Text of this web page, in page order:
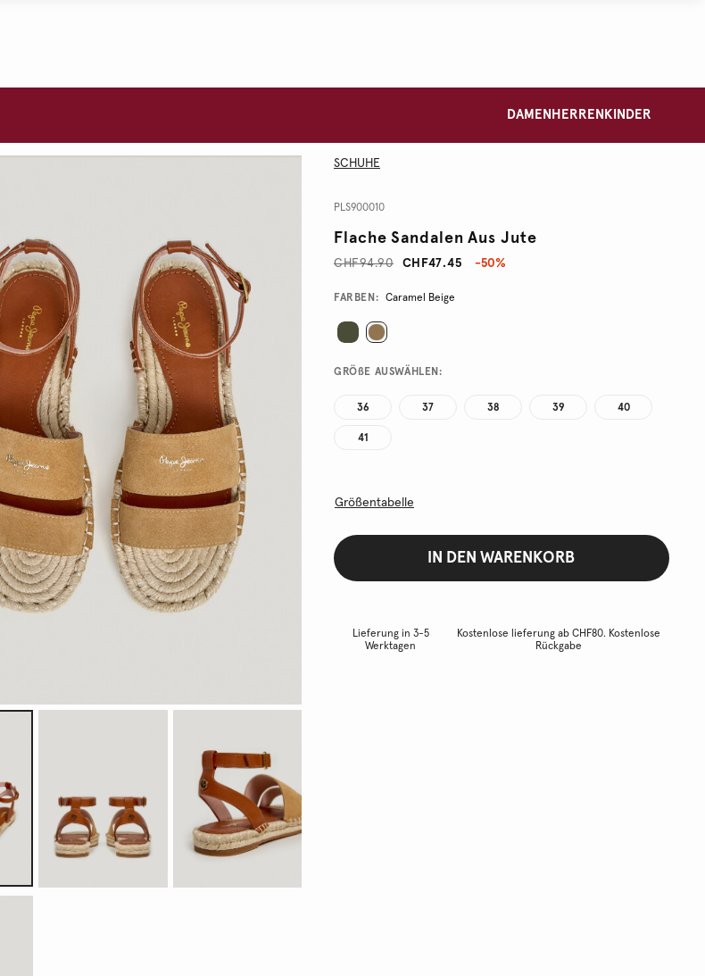
DAMEN HERREN KINDER
SCHUHE
PLS900010
Flache Sandalen Aus Jute
CHF47.45
CHF94.90 -50%
Promotions
Variations
FARBEN: Caramel Beige
GRÖßE AUSWÄHLEN:
36 37 38 39 40
41
Größentabelle
IN DEN WARENKORB
Lieferung in 3-5
Werktagen
Kostenlose lieferung ab CHF80. Kostenlose
Rückgabe